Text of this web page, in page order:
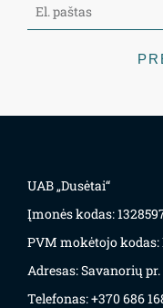
UAB „Dusėtai“
Įmonės kodas:
PVM mokėtojo kodas:
Adresas: Savanorių
Telefonas: +370 686